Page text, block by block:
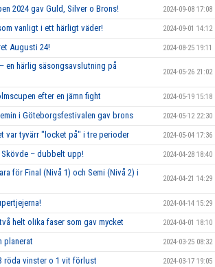
2024 gav Guld, Silver o Brons! 2024-09-08 17:08
vanligt i ett härligt väder! 2024-09-01 14:12
Augusti 24! 2024-08-25 19:11
en härlig säsongsavslutning på
2024-05-26 21:02
efter en jämn fight 2024-05-19 15:18
i Göteborgsfestivalen gav brons 2024-05-12 22:30
var tyvärr "locket på" i tre perioder 2024-05-04 17:36
– dubbelt upp! 2024-04-28 18:40
för Final (Nivå 1) och Semi (Nivå 2) i
2024-04-21 14:29
2024-04-14 15:29
helt olika faser som gav mycket 2024-04-01 18:10
planerat 2024-03-25 08:32
röda vinster o 1 vit förlust 2024-03-17 19:05